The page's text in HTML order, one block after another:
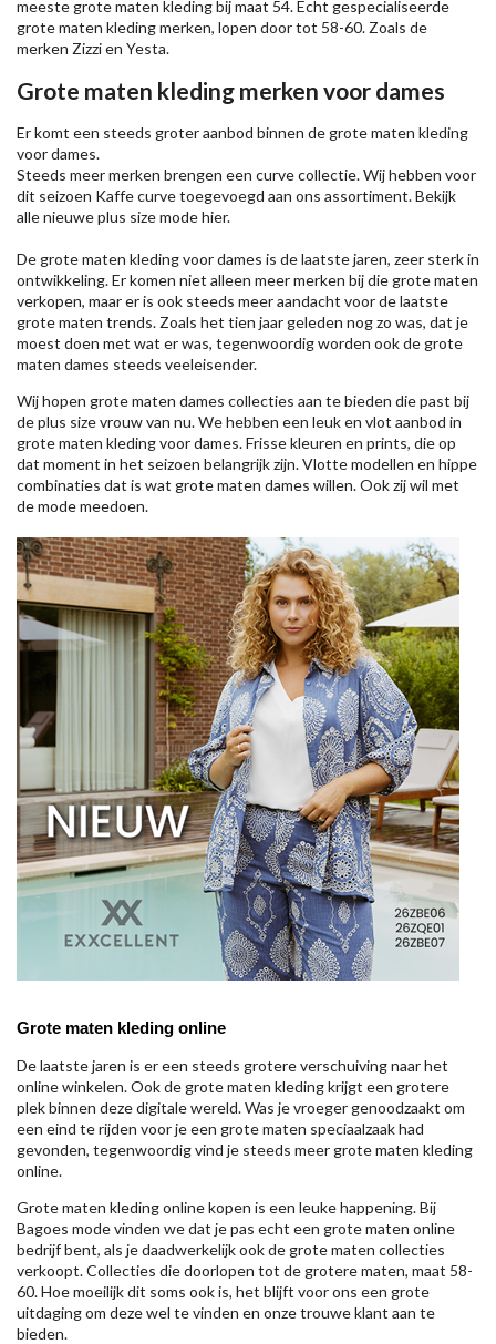
meeste grote maten kleding bij maat 54. Echt gespecialiseerde
grote maten kleding merken, lopen door tot 58-60. Zoals de
merken Zizzien Yesta.
Grote maten kleding merken voor dames
Er komt een steeds groter aanbod binnen de grote maten kleding
voor dames.
Steeds meer merken brengen een curve collectie. Wij hebben voor
dit seizoen Kaffecurve toegevoegd aan ons assortiment. Bekijk
alle nieuweplus size modehier.
De grote maten kleding voor dames is de laatste jaren, zeer sterk in
ontwikkeling. Er komen niet alleen meer merken bij die grote maten
verkopen, maar er is ook steeds meer aandacht voor de laatste
grote maten trends. Zoals het tien jaar geleden nog zo was, dat je
moest doen met wat er was, tegenwoordig worden ook de grote
maten dames steeds veeleisender.
Wij hopen grote maten dames collecties aan te bieden die past bij
de plus size vrouw van nu. We hebben een leuk en vlot aanbod in
grote maten kleding voor dames. Frisse kleuren en prints, die op
dat moment in het seizoen belangrijk zijn. Vlotte modellen en hippe
combinaties dat is wat grote maten dames willen. Ook zij wil met
de mode meedoen.
Grote maten kleding online
De laatste jaren is er een steeds grotere verschuiving naar het
online winkelen. Ook de grote maten kleding krijgt een grotere
plek binnen deze digitale wereld. Was je vroeger genoodzaakt om
een eind te rijden voor je een grote maten speciaalzaak had
gevonden, tegenwoordig vind je steeds meer grote maten kleding
online.
Grote maten kleding online kopen is een leuke happening. Bij
Bagoes mode vinden we dat je pas echt een grote maten online
bedrijf bent, als je daadwerkelijk ook de grote maten collecties
verkoopt. Collecties die doorlopen tot de grotere maten, maat 58-
60. Hoe moeilijk dit soms ook is, het blijft voor ons een grote
uitdaging om deze wel te vinden en onze trouwe klant aan te
bieden.